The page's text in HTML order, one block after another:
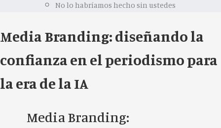
No lo habríamos hecho sin ustedes
Media Branding: diseñando la
confianza en el periodismo para
la era de la IA
Media Branding: